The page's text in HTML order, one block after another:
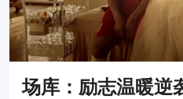
场库：励志温暖逆